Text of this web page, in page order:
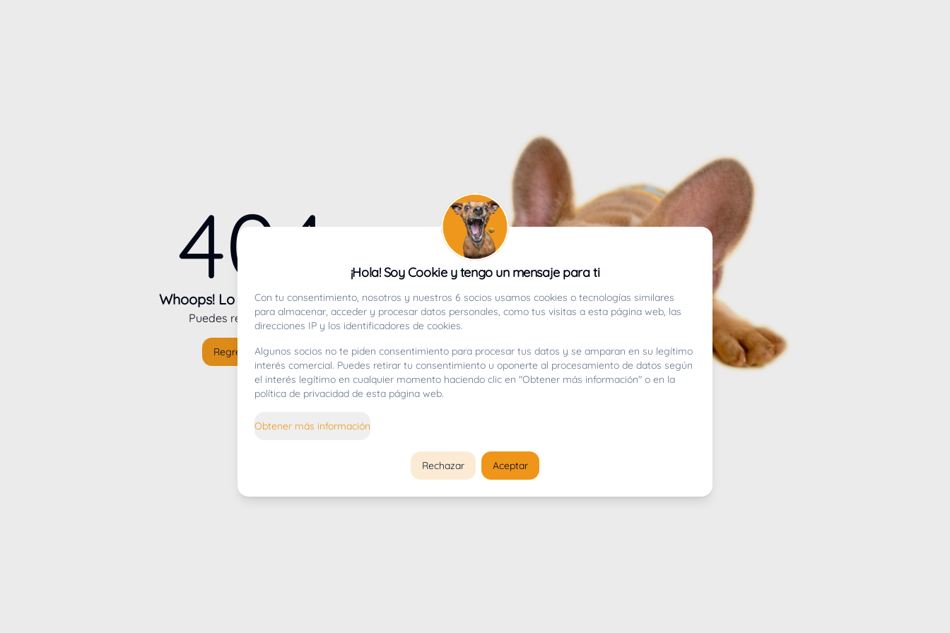
404
Whoops! Lo sentimos mucho.
Puedes regresar alinicio
Regresar al inicio
¡Hola! Soy Cookie y tengo un mensaje para ti
Con tu consentimiento, nosotros y nuestros 6 socios usamos cookies o tecnologías similares
para almacenar, acceder y procesar datos personales, como tus visitas a esta página web, las
direcciones IP y los identificadores de cookies.
Algunos socios no te piden consentimiento para procesar tus datos y se amparan en su legítimo
interés comercial. Puedes retirar tu consentimiento u oponerte al procesamiento de datos según
el interés legítimo en cualquier momento haciendo clic en "Obtener más información" o en la
política de privacidad de esta página web.
Obtener más información
Rechazar Aceptar